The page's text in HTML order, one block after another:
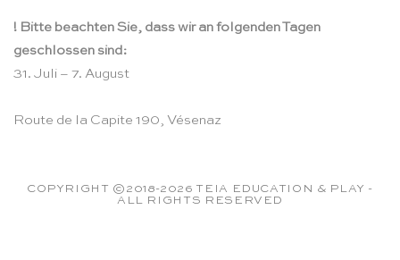
! Bitte beachten Sie, dass wir an folgenden Tagen
geschlossen sind:
31. Juli – 7. August
Route de la Capite 190, Vésenaz
COPYRIGHT ©2018-2026 TEIA EDUCATION & PLAY -
ALL RIGHTS RESERVED